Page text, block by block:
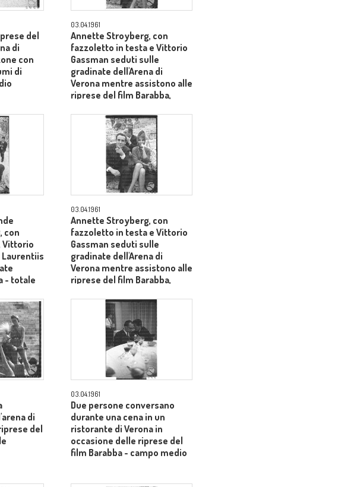
del
di
con
di
03.04.1961
Annette Stroyberg, con
fazzoletto in testa e Vittorio
Gassman seduti sulle
gradinate dell'Arena di
Verona mentre assistono alle
riprese del film Barabba,
Laurentiis - totale
con
Vittorio
Laurentiis
- totale
03.04.1961
Annette Stroyberg, con
fazzoletto in testa e Vittorio
Gassman seduti sulle
gradinate dell'Arena di
Verona mentre assistono alle
riprese del film Barabba,
Laurentiis - totale
di
del
03.04.1961
Due persone conversano
durante una cena in un
ristorante di Verona in
occasione delle riprese del
film Barabba - campo medio